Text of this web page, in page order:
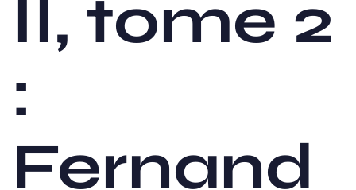
II, tome 2
:
Fernand